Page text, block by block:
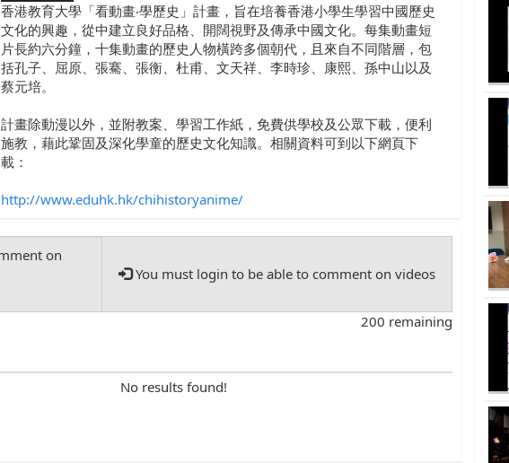
香港教育大學「看動畫‧學歷史」計畫，旨在培養香港小學生學習中國歷史
文化的興趣，從中建立良好品格、開闊視野及傳承中國文化。每集動畫短
片長約六分鐘，十集動畫的歷史人物橫跨多個朝代，且來自不同階層，包
括孔子、屈原、張騫、張衡、杜甫、文天祥、李時珍、康熙、孫中山以及
蔡元培。
計畫除動漫以外，並附教案、學習工作紙，免費供學校及公眾下載，便利
施教，藉此鞏固及深化學童的歷史文化知識。相關資料可到以下網頁下
載：
http://www.eduhk.hk/chihistoryanime/
You must login to be able to comment on videos
200 remaining
No results found!